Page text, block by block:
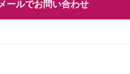
メールでお問い合わせ